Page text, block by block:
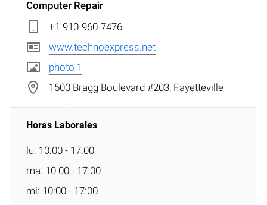
Computer Repair
+1 910-960-7476
www.technoexpress.net
photo 1
1500 Bragg Boulevard #203, Fayetteville
lu: 10:00 - 17:00
ma: 10:00 - 17:00
mi: 10:00 - 17:00